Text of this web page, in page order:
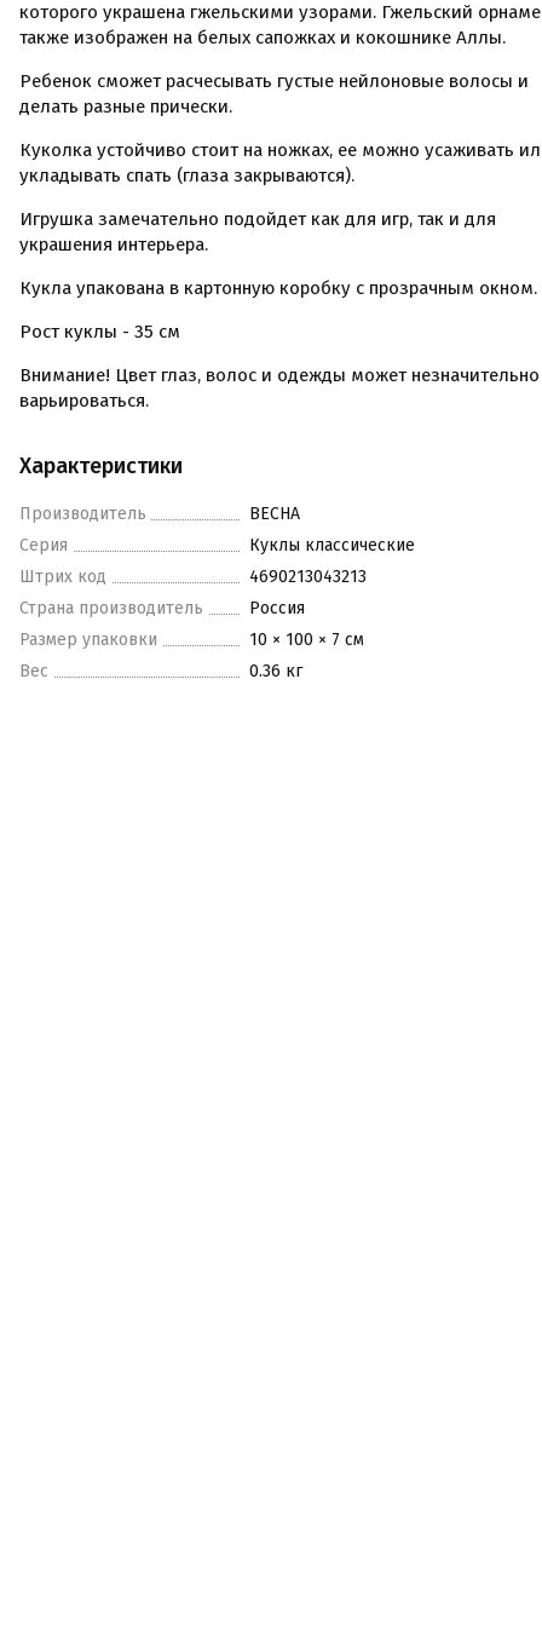
которого украшена гжельскими узорами. Гжельский
также изображен на белых сапожках и кокошнике Аллы.
Ребенок сможет расчесывать густые нейлоновые волосы и
делать разные прически.
Куколка устойчиво стоит на ножках, ее можно усаживать
укладывать спать (глаза закрываются).
Игрушка замечательно подойдет как для игр, так и для
украшения интерьера.
Кукла упакована в картонную коробку с прозрачным окном.
Рост куклы - 35 см
Внимание! Цвет глаз, волос и одежды может незначительно
варьироваться.
Характеристики
Производитель
ВЕСНА
Серия
Куклы классические
Штрих код
4690213043213
Страна производитель
Россия
Размер упаковки
10 × 100 × 7 см
Вес
0.36 кг